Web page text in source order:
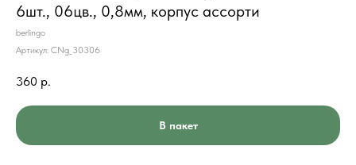
6шт., 06цв., 0,8мм, корпус ассорти
berlingo
Артикул: CNg_30306
360 р.
В пакет